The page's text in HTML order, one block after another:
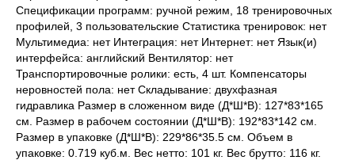
Спецификации программ: ручной режим, 18 тренировочных
профилей, 3 пользовательские Статистика тренировок: нет
Мультимедиа: нет Интеграция: нет Интернет: нет Язык(и)
интерфейса: английский Вентилятор: нет
Транспортировочные ролики: есть, 4 шт. Компенсаторы
неровностей пола: нет Складывание: двухфазная
гидравлика Размер в сложенном виде (Д*Ш*В): 127*83*165
см. Размер в рабочем состоянии (Д*Ш*В): 192*83*142 см.
Размер в упаковке (Д*Ш*В): 229*86*35.5 см. Объем в
упаковке: 0.719 куб.м. Вес нетто: 101 кг. Вес брутто: 116 кг.